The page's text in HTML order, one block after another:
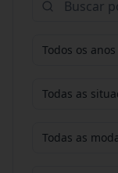
Todos os anos
Todas as
Todas as